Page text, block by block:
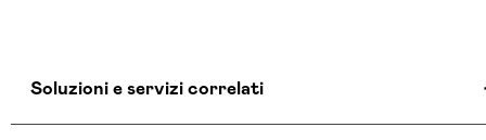
Soluzioni e servizi correlati